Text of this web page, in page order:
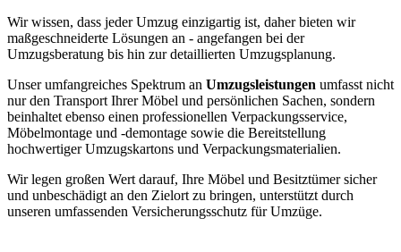
Wir wissen, dass jeder Umzug einzigartig ist, daher bieten wir
maßgeschneiderte Lösungen an - angefangen bei der
Umzugsberatung bis hin zur detaillierten Umzugsplanung.
Unser umfangreiches Spektrum an Umzugsleistungen umfasst nicht
nur den Transport Ihrer Möbel und persönlichen Sachen, sondern
beinhaltet ebenso einen professionellen Verpackungsservice,
Möbelmontage und -demontage sowie die Bereitstellung
hochwertiger Umzugskartons und Verpackungsmaterialien.
Wir legen großen Wert darauf, Ihre Möbel und Besitztümer sicher
und unbeschädigt an den Zielort zu bringen, unterstützt durch
unseren umfassenden Versicherungsschutz für Umzüge.